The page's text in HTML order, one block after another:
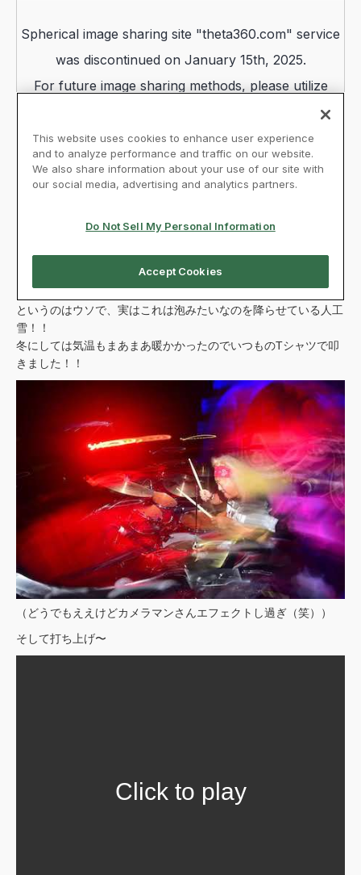
というのはウソで、実はこれは泡みたいなのを降らせている人工
雪！！
冬にしては気温もまあまあ暖かかったのでいつものTシャツで叩
きました！！
（どうでもええけどカメラマンさんエフェクトし過ぎ（笑））
そして打ち上げ〜
Click to play